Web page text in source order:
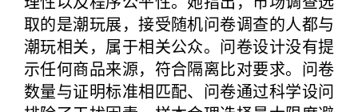
取的是潮玩展，接受随机问卷调查的人都与
潮玩相关，属于相关公众。问卷设计没有提
示任何商品来源，符合隔离比对要求。问卷
数量与证明标准相匹配、问卷通过科学设问